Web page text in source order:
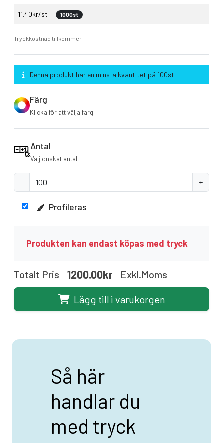
11.40kr/st 1000st
Tryckkostnad tillkommer
Denna produkt har en minsta kvantitet på 100st
Färg
Klicka för att välja färg
Antal
Välj önskat antal
- +
Profileras
Produkten kan endast köpas med tryck
Totalt Pris 1200.00kr Exkl.moms
Lägg till i varukorgen
Så här
handlar du
med tryck